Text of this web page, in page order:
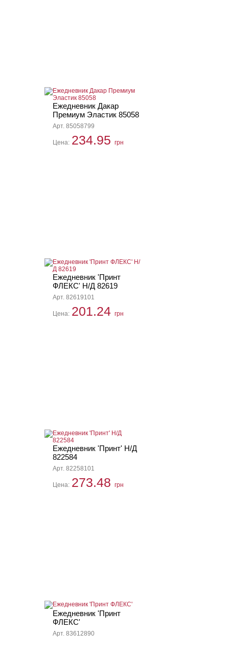
Ежедневник Дакар
Премиум Эластик 85058
Арт. 85058799
Цена: 234.95 грн
Ежедневник 'Принт
ФЛЕКС' Н/Д 82619
Арт. 82619101
Цена: 201.24 грн
Ежедневник 'Принт' Н/Д
822584
Арт. 82258101
Цена: 273.48 грн
Ежедневник 'Принт
ФЛЕКС'
Арт. 83612890